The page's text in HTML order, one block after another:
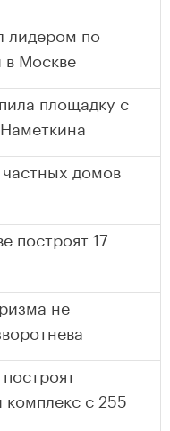
лидером по
в Москве
площадку с
домов
построят 17
не
с 255